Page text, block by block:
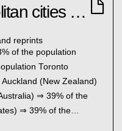
The most cosmopolitan cities of the world
reprints
of the population
Toronto
(New Zealand)
⇒ 39% of the
⇒ 39% of the…